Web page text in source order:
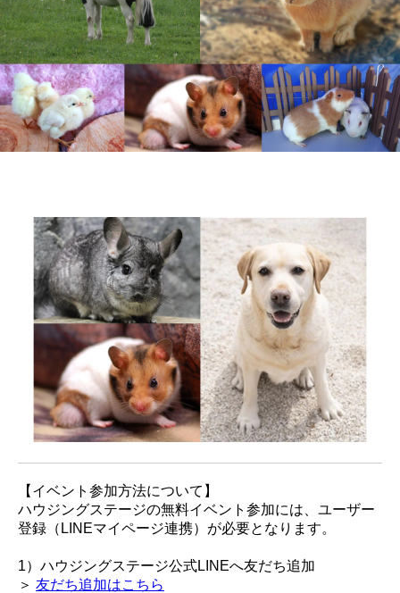
【イベント参加方法について】
ハウジングステージの無料イベント参加には、ユーザー
登録（LINEマイページ連携）が必要となります。
1）ハウジングステージ公式LINEへ友だち追加
＞ 友だち追加はこちら